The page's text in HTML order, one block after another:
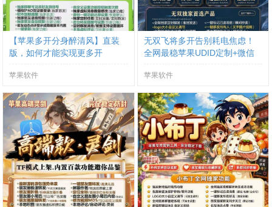
【苹果多开分身醉清风】直装
版，如何才能实现更多开
苹果软件
无双飞将多开告别耗电焦虑！
全网最稳苹果UDID定制+微信
苹果软件